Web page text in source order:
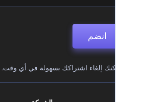
إلغاء اشتراكك بسهولة في أي وقت.